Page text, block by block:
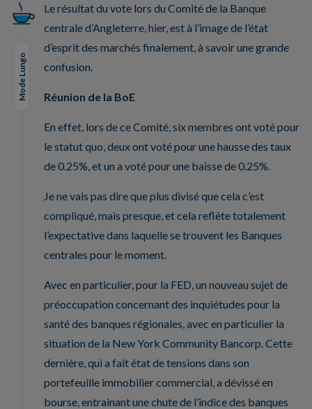
Mode Lungo
Le résultat du vote lors du Comité de la Banque
centrale d’Angleterre, hier, est à l’image de l’état
d’esprit des marchés finalement, à savoir une grande
confusion.
Réunion de la BoE
En effet, lors de ce Comité, six membres ont voté pour
le statut quo, deux ont voté pour une hausse des taux
de 0.25%, et un a voté pour une baisse de 0.25%.
Je ne vais pas dire que plus divisé que cela c’est
compliqué, mais presque, et cela reflète totalement
l’expectative dans laquelle se trouvent les Banques
centrales pour le moment.
Avec en particulier, pour la FED, un nouveau sujet de
préoccupation concernant des inquiétudes pour la
santé des banques régionales, avec en particulier la
situation de la New York Community Bancorp. Cette
dernière, qui a fait état de tensions dans son
portefeuille immobilier commercial, a dévissé en
bourse, entrainant une chute de l’indice des banques